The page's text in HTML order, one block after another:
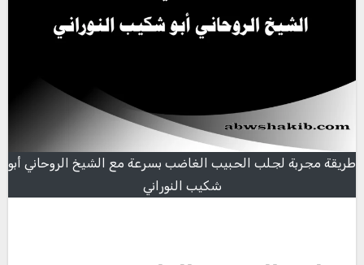
طريقة مجربة لجلب الحبيب الغاضب بسرعة مع الشيخ الروحاني أبو
شكيب النوراني